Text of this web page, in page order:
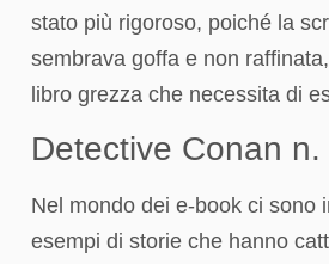
stato più rigoroso, poiché la
sembrava goffa e non
libro grezza che necessita di
Detective Conan
Nel mondo dei e-book ci sono
esempi di storie che hanno